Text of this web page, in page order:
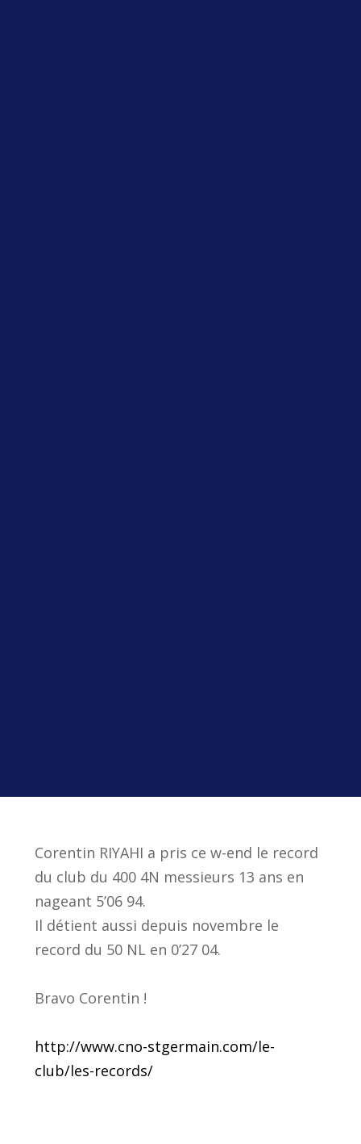
Corentin RIYAHI a pris ce w-end le record
du club du 400 4N messieurs 13 ans en
nageant 5’06 94.
Il détient aussi depuis novembre le
record du 50 NL en 0’27 04.
Bravo Corentin !
http://www.cno-stgermain.com/le-
club/les-records/